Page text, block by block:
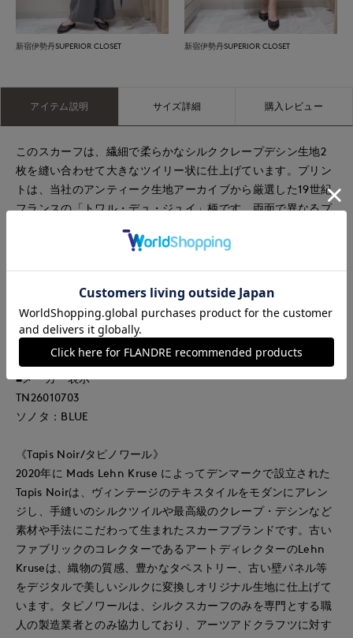
新宿伊勢丹SUPERIOR CLOSET 新宿伊勢丹SUPERIOR CLOSET
アイテム説明 サイズ詳細 購入レビュー
このスカーフは、繊細で柔らかなシルククレープデシン生地2
枚を縫い合わせて大きなツイリー状に仕上げています。プリン
トは、当社のアンティーク生地アーカイブから厳選した19世紀
フランスの「トワル・デュ・ジュイ」柄です。両面で異なるプ
リントが施されており、片面はアンティーク生地のプリント、
もう片面は濃紺色です。スカーフの両端は尖っているので、
・クレープデシンのダブルフェイス
・ドライクリーニング
・巾着袋付
■メーカー表示
TN26010703
ソノタ：BLUE
《Tapis Noir/タピノワール》
2020年に Mads Lehn Kruse によってデンマークで設立された
Tapis Noirは、ヴィンテージのテキスタイルをモダンにアレン
ジし、手縫いのシルクツイルや最高級のクレープ・デシンなど
素材や手法にこだわって生まれたスカーフブランドです。古い
ファブリックのコレクターであるアートディレクターのLehn
Kruseは、織物の質感、豊かなタペストリー、古い壁パネル等
をデジタルで美しいシルクに変換しオリジナル生地に仕上げて
います。タピノワールは、シルクスカーフのみを専門とする職
人の製造業者とのみ協力しており、アーツアドクラフツに対す